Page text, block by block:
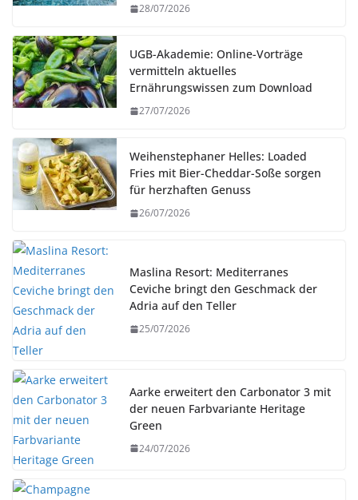
28/07/2026
UGB-Akademie: Online-Vorträge
vermitteln aktuelles
Ernährungswissen zum Download
27/07/2026
Weihenstephaner Helles: Loaded
Fries mit Bier-Cheddar-Soße sorgen
für herzhaften Genuss
26/07/2026
Maslina Resort: Mediterranes
Ceviche bringt den Geschmack der
Adria auf den Teller
25/07/2026
Aarke erweitert den Carbonator 3 mit
der neuen Farbvariante Heritage
Green
24/07/2026